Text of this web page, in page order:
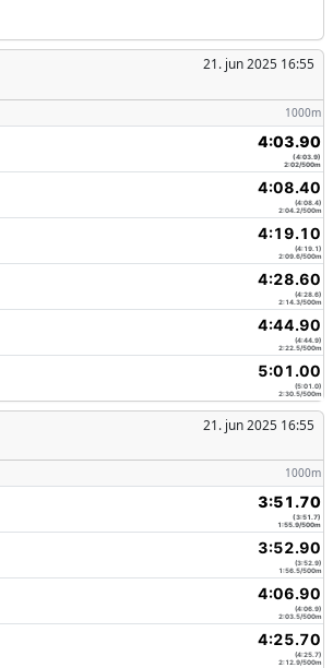
21. jun 2025 16:55
1000m
4:03.90
(4:03.9)
2:02/500m
4:08.40
(4:08.4)
2:04.2/500m
4:19.10
(4:19.1)
2:09.6/500m
4:28.60
(4:28.6)
2:14.3/500m
4:44.90
(4:44.9)
2:22.5/500m
5:01.00
(5:01.0)
2:30.5/500m
21. jun 2025 16:55
1000m
3:51.70
(3:51.7)
1:55.9/500m
3:52.90
(3:52.9)
1:56.5/500m
4:06.90
(4:06.9)
2:03.5/500m
4:25.70
(4:25.7)
2:12.9/500m